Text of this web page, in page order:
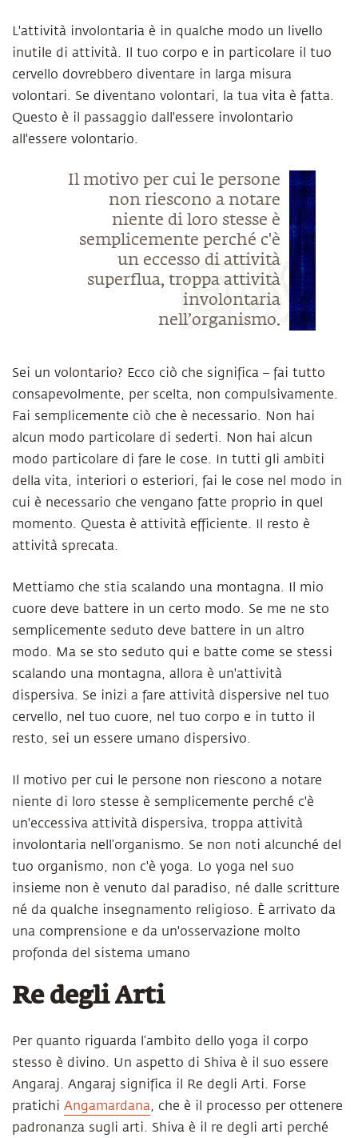
L'attività involontaria è in qualche modo un livello
inutile di attività. Il tuo corpo e in particolare il tuo
cervello dovrebbero diventare in larga misura
volontari. Se diventano volontari, la tua vita è fatta.
Questo è il passaggio dall'essere involontario
all'essere volontario.
Il motivo per cui le persone
non riescono a notare
niente di loro stesse è
semplicemente perché c'è
un eccesso di attività
superflua, troppa attività
involontaria
nell’organismo.
Sei un volontario? Ecco ciò che significa – fai tutto
consapevolmente, per scelta, non compulsivamente.
Fai semplicemente ciò che è necessario. Non hai
alcun modo particolare di sederti. Non hai alcun
modo particolare di fare le cose. In tutti gli ambiti
della vita, interiori o esteriori, fai le cose nel modo in
cui è necessario che vengano fatte proprio in quel
momento. Questa è attività efficiente. Il resto è
attività sprecata.
Mettiamo che stia scalando una montagna. Il mio
cuore deve battere in un certo modo. Se me ne sto
semplicemente seduto deve battere in un altro
modo. Ma se sto seduto qui e batte come se stessi
scalando una montagna, allora è un'attività
dispersiva. Se inizi a fare attività dispersive nel tuo
cervello, nel tuo cuore, nel tuo corpo e in tutto il
resto, sei un essere umano dispersivo.
Il motivo per cui le persone non riescono a notare
niente di loro stesse è semplicemente perché c'è
un'eccessiva attività dispersiva, troppa attività
involontaria nell’organismo. Se non noti alcunché del
tuo organismo, non c'è yoga. Lo yoga nel suo
insieme non è venuto dal paradiso, né dalle scritture
né da qualche insegnamento religioso. È arrivato da
una comprensione e da un'osservazione molto
profonda del sistema umano
Re degli Arti
Per quanto riguarda l’ambito dello yoga il corpo
stesso è divino. Un aspetto di Shiva è il suo essere
Angaraj. Angaraj significa il Re degli Arti. Forse
pratichi Angamardana, che è il processo per ottenere
padronanza sugli arti. Shiva è il re degli arti perché